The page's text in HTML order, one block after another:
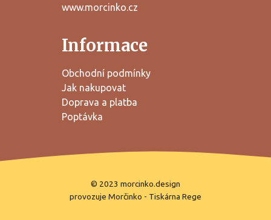
www.morcinko.cz
Informace
Obchodní podmínky
Jak nakupovat
Doprava a platba
Poptávka
© 2023 morcinko.design
provozuje Morčinko - Tiskárna Rege